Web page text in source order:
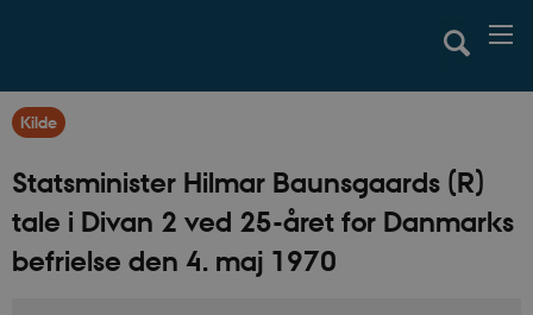
Kilde
Statsminister Hilmar Baunsgaards (R)
tale i Divan 2 ved 25-året for Danmarks
befrielse den 4. maj 1970